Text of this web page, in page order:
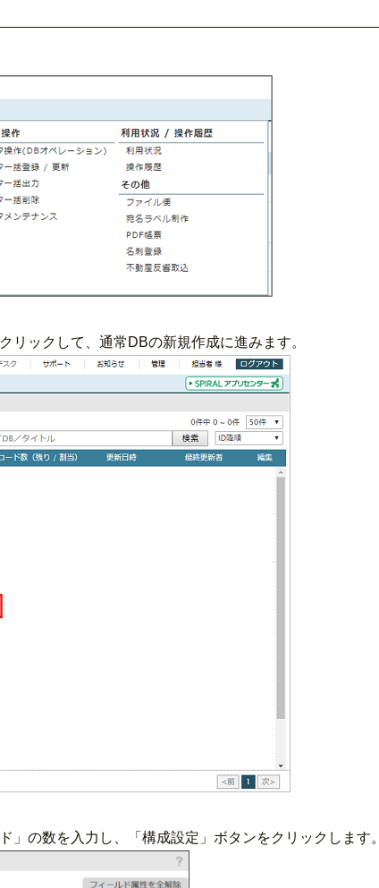
リックして、通常DBの新規作成に進みます。
の数を入力し、「構成設定」ボタンをクリックします。